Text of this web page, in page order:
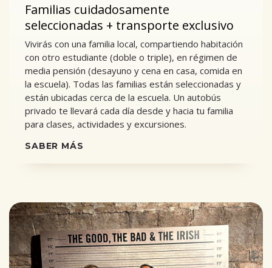
Familias cuidadosamente
seleccionadas + transporte exclusivo
Vivirás con una familia local, compartiendo habitación
con otro estudiante (doble o triple), en régimen de
media pensión (desayuno y cena en casa, comida en
la escuela). Todas las familias están seleccionadas y
están ubicadas cerca de la escuela. Un autobús
privado te llevará cada día desde y hacia tu familia
para clases, actividades y excursiones.
SABER MÁS